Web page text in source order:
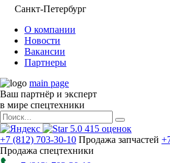
Санкт-Петербург
О компании
Новости
Вакансии
Партнеры
main page
Ваш партнёр и эксперт
в мире спецтехники
5.0 415 оценок
+7 (812) 703-30-10 Продажа запчастей
Продажа спецтехники